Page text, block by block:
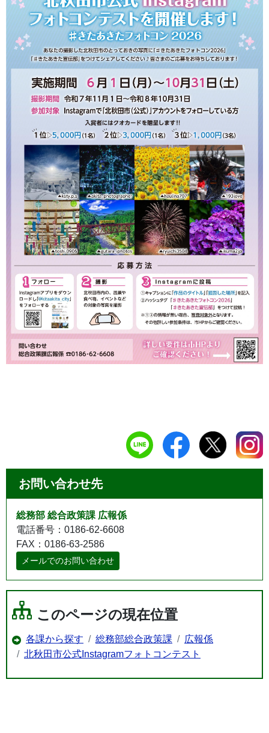
お問い合わせ先
総務部 総合政策課 広報係
電話番号：0186-62-6608
FAX：0186-63-2586
メールでのお問い合わせ
このページの現在位置
各課から探す 総務部総合政策課
広報係
北秋田市公式Instagramフォトコンテスト